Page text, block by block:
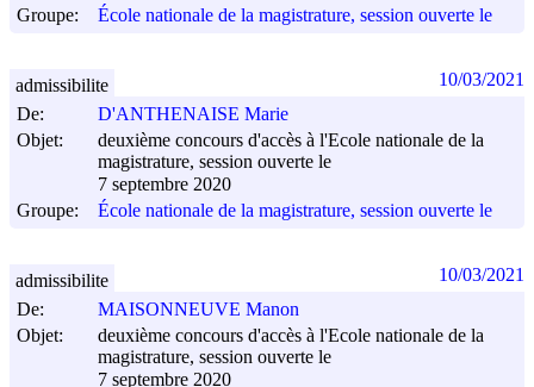
Groupe:
École nationale de la magistrature, session ouverte le
De:
D'ANTHENAISE Marie
Objet:
deuxième concours d'accès à l'Ecole nationale de la
magistrature, session ouverte le
7 septembre 2020
Groupe:
École nationale de la magistrature, session ouverte le
admissibilite 10/03/2021
De:
MAISONNEUVE Manon
Objet:
deuxième concours d'accès à l'Ecole nationale de la
magistrature, session ouverte le
7 septembre 2020
admissibilite 10/03/2021